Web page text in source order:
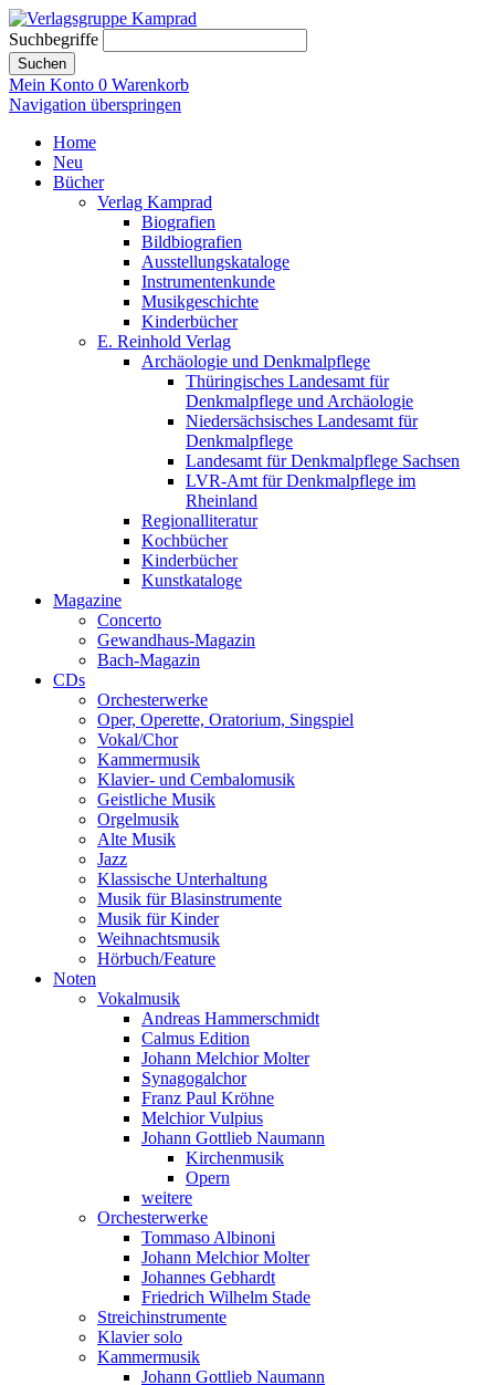
Suchbegriffe
Suchen
Mein Konto 0 Warenkorb
Navigation überspringen
Home
Neu
Bücher
Verlag Kamprad
Biografien
Bildbiografien
Ausstellungskataloge
Instrumentenkunde
Musikgeschichte
Kinderbücher
E. Reinhold Verlag
Archäologie und Denkmalpflege
Thüringisches Landesamt für
Denkmalpflege und Archäologie
Niedersächsisches Landesamt für
Denkmalpflege
Landesamt für Denkmalpflege Sachsen
LVR-Amt für Denkmalpflege im
Rheinland
Regionalliteratur
Kochbücher
Kinderbücher
Kunstkataloge
Magazine
Concerto
Gewandhaus-Magazin
Bach-Magazin
CDs
Orchesterwerke
Oper, Operette, Oratorium, Singspiel
Vokal/Chor
Kammermusik
Klavier- und Cembalomusik
Geistliche Musik
Orgelmusik
Alte Musik
Jazz
Klassische Unterhaltung
Musik für Blasinstrumente
Musik für Kinder
Weihnachtsmusik
Hörbuch/Feature
Noten
Vokalmusik
Andreas Hammerschmidt
Calmus Edition
Johann Melchior Molter
Synagogalchor
Franz Paul Kröhne
Melchior Vulpius
Johann Gottlieb Naumann
Kirchenmusik
Opern
weitere
Orchesterwerke
Tommaso Albinoni
Johann Melchior Molter
Johannes Gebhardt
Friedrich Wilhelm Stade
Streichinstrumente
Klavier solo
Kammermusik
Johann Gottlieb Naumann